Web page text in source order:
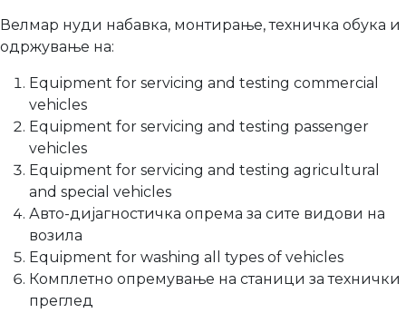
Велмар нуди набавка, монтирање, техничка обука и
одржување на:
Equipment for servicing and testing commercial
vehicles
Equipment for servicing and testing passenger
vehicles
Equipment for servicing and testing agricultural
and special vehicles
Авто-дијагностичка опрема за сите видови на
возила
Equipment for washing all types of vehicles
Комплетно опремување на станици за технички
преглед